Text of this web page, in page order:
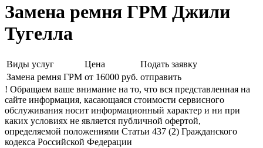
Замена ремня ГРМ Джили
Тугелла
Виды услуг Цена
Подать заявку
Замена ремня ГРМ от 16000 руб. отправить
! Обращаем ваше внимание на то, что вся представленная на
сайте информация, касающаяся стоимости сервисного
обслуживания носит информационный характер и ни при
каких условиях не является публичной офертой,
определяемой положениями Статьи 437 (2) Гражданского
кодекса Российской Федерации